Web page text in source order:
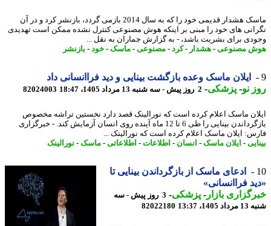
ماسک هشدار قدیمی خود را که به سال 2014 بازمی گردد، بازنشر کرد و در آن
های خود را مبنی بر اینکه هوش مصنوعی کنترل نشده ممکن است تهدیدی
برای بشریت باشد، - به گزارش جماران به نقل ...
مصنوعی-هشدار-کرد-مصنوعی-ماسک-خود -بازنشر
ایلان ماسک وعده بازگشت بینایی و دید فراانسانی داد
نو- پزشکی-2 روز پیش - سه شنبه 13 مرداد 1405، 18:47 82024003
ماسک اعلام کرده است که نورالینک قصد دارد نخستین تراشه مخصوص
بازگرداندن بینایی را طی 6 تا 12 ماه آینده روی انسان آزمایش کند. - خبرگزاری
ایلان ماسک اعلام کرده است که نورالینک ...
-ایلان ماسک-انسان-اطلاعات-اطلاعاتی-ماسک-نورالینک
ادعای ماسک از بازگرداندن بینایی تا
فراانسانی»
بازار- پزشکی-
3 روز پیش - سه
13:37
82022180